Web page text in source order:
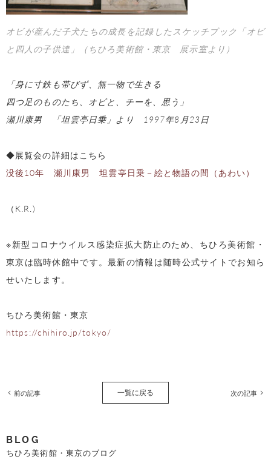
オビが産んだ子犬たちの成長を記録したスケッチブック「オビ
と四人の子供達」（ちひろ美術館・東京 展示室より）
「身に寸鉄も帯びず、無一物で生きる
四つ足のものたち、オビと、チーを、思う」
瀬川康男 「坦雲亭日乗」より 1997年8月23日
◆展覧会の詳細はこちら
没後10年 瀬川康男 坦雲亭日乗－絵と物語の間（あわい）
（K.R.)
※新型コロナウイルス感染症拡大防止のため、ちひろ美術館・
東京は臨時休館中です。最新の情報は随時公式サイトでお知ら
せいたします。
ちひろ美術館・東京
https://chihiro.jp/tokyo/
前の記事 一覧に戻る 次の記事
BLOG
ちひろ美術館・東京のブログ